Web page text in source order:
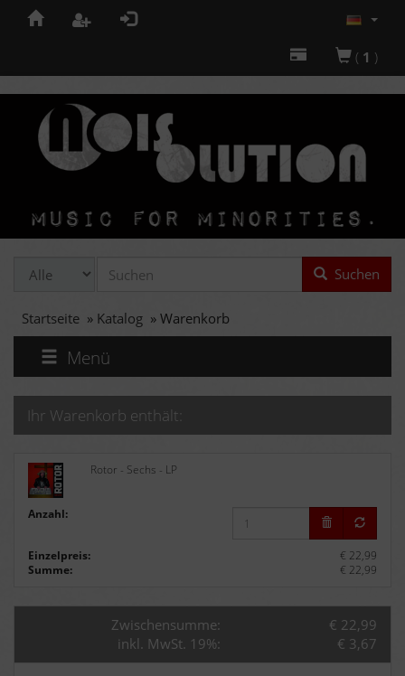
( 1 )
Suchen
Startseite » Katalog » Warenkorb
Menü
Ihr Warenkorb enthält:
Rotor - Sechs - LP
Anzahl:
Einzelpreis:
€ 22,99
Summe:
€ 22,99
Zwischensumme:
€ 22,99
inkl. MwSt. 19%:
€ 3,67